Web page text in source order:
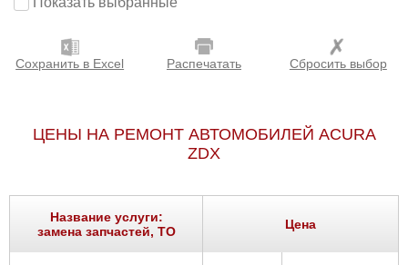
Сохранить в Excel Распечатать Сбросить выбор
ЦЕНЫ НА РЕМОНТ АВТОМОБИЛЕЙ ACURA
ZDX
Название услуги:
замена запчастей, ТО
Цена